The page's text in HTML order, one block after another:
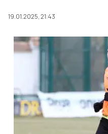
19.01.2025, 21:43